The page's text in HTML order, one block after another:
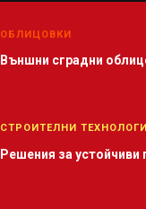
ОБЛИЦОВКИ
Външни сградни
СТРОИТЕЛНИ
Решения за устойчиви